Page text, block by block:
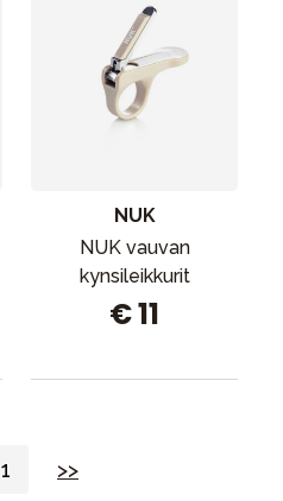
NUK
NUK vauvan
kynsileikkurit
€ 11
1 >>